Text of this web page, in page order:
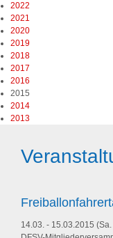
2022
2021
2020
2019
2018
2017
2016
2015
2014
2013
14.03. - 15.03.2015